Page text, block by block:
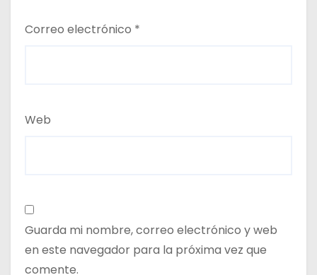
Correo electrónico *
Web
Guarda mi nombre, correo electrónico y web
en este navegador para la próxima vez que
comente.